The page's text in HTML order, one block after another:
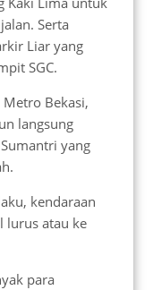
Serta
Liar yang
SGC.
Bekasi,
langsung
yang
kendaraan
lurus atau ke
para